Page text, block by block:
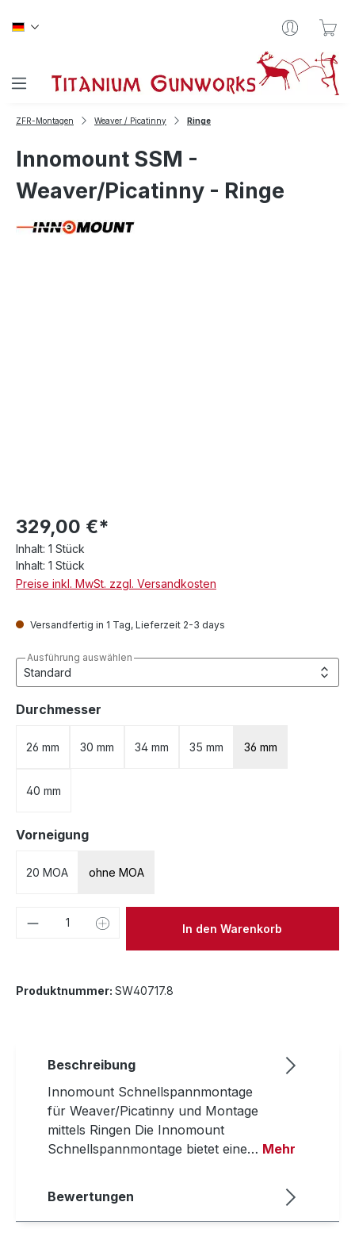
ZFR-Montagen Weaver / Picatinny Ringe
Innomount SSM -
Weaver/Picatinny - Ringe
329,00 €*
Inhalt: 1 Stück
Inhalt: 1 Stück
Preise inkl. MwSt. zzgl. Versandkosten
Versandfertig in 1 Tag, Lieferzeit 2-3 days
Ausführung auswählen
Durchmesser
26 mm 30 mm 34 mm 35 mm 36 mm
40 mm
Vorneigungauswählen
20 MOA ohne MOA
Produkt Anzahl: Gib denIn den Warenkorb
Produktnummer: SW40717.8
Beschreibung
Innomount Schnellspannmontage
für Weaver/Picatinny und Montage
mittels Ringen Die Innomount
Schnellspannmontage bietet eine… Mehr
Bewertungen